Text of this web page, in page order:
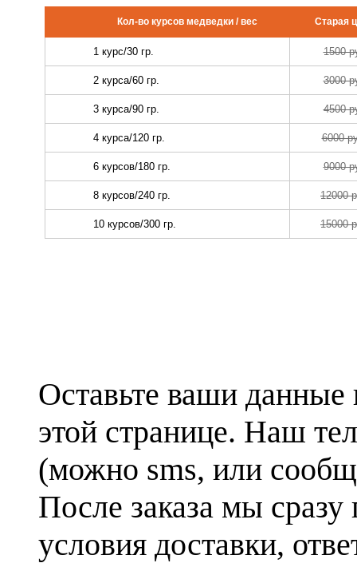
Оставьте ваши
этой странице. Наш
(можно sms, или
После заказа мы
условия доставки,